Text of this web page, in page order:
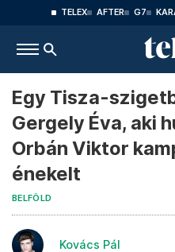
TELEX AFTER G7
Egy Tisza-
Gergely Éva, aki
Orbán Viktor
énekelt
BELFÖLD
Kovács Pál